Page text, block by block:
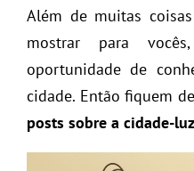
Além de muitas
mostrar para
oportunidade de
cidade. Então fiquem
posts sobre a cidade-